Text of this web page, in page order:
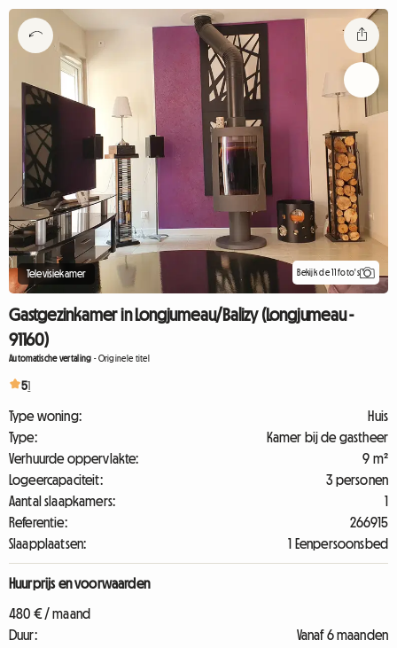
Televisiekamer Bekijk de 11 foto's
Gastgezinkamer in Longjumeau/Balizy (Longjumeau -
91160)
Automatische vertaling -Originele titel
51
Type woning:
Huis
Type:
Kamer bij de gastheer
Verhuurde oppervlakte:
9 m²
Logeercapaciteit:
3 personen
Aantal slaapkamers:
1
Referentie:
266915
Slaapplaatsen:
1 Eenpersoonsbed
Huurprijs en voorwaarden
480 € / maand
Duur:
Vanaf 6 maanden